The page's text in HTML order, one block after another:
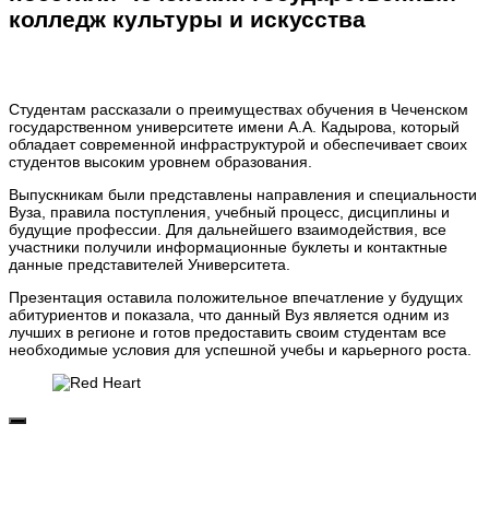
колледж культуры и искусства
Студентам рассказали о преимуществах обучения в Чеченском
государственном университете имени А.А. Кадырова, который
обладает современной инфраструктурой и обеспечивает своих
студентов высоким уровнем образования.
Выпускникам были представлены направления и специальности
Вуза, правила поступления, учебный процесс, дисциплины и
будущие профессии. Для дальнейшего взаимодействия, все
участники получили информационные буклеты и контактные
данные представителей Университета.
Презентация оставила положительное впечатление у будущих
абитуриентов и показала, что данный Вуз является одним из
лучших в регионе и готов предоставить своим студентам все
необходимые условия для успешной учебы и карьерного роста.